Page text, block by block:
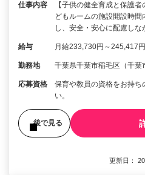
仕事内容
【子供の健全育成と保護
どもルームの施設開設時
し、安全・安心に配慮し
給与 月給233,730円～245,417円
勤務地 千葉県千葉市稲毛区（千葉
応募資格
保育や教員の資格をお持ち
い。
後で見る
更新日：